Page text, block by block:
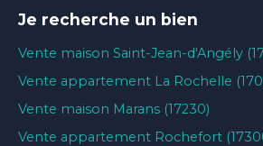
Je recherche un bien
Vente maison Saint-Jean-d'Angély
Vente appartement La Rochelle
Vente maison Marans (17230)
Vente appartement Rochefort